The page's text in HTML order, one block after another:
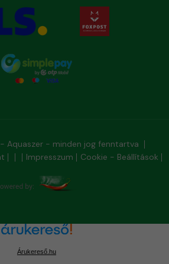
Aquaszer - minden jog fenntartva
Impresszum Cookie - Beállítások
Árukereső.hu